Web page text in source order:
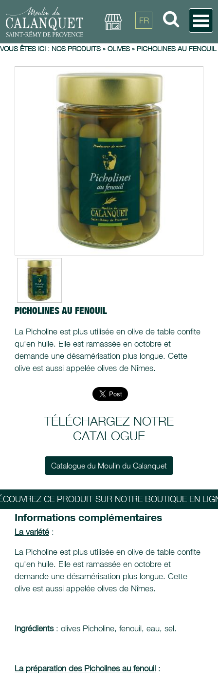
FR
VOUS ÊTES ICI : NOS PRODUITS » OLIVES » PICHOLINES AU FENOUIL
PICHOLINES AU FENOUIL
La Picholine est plus utilisée en olive de table confite
qu'en huile. Elle est ramassée en octobre et
demande une désamérisation plus longue. Cette
olive est aussi appelée olives de Nîmes.
TÉLÉCHARGEZ NOTRE
CATALOGUE
Catalogue du Moulin du Calanquet
CE PRODUIT SUR NOTRE BOUTIQUE EN
Informations complémentaires
La variété :
La Picholine est plus utilisée en olive de table confite
qu'en huile. Elle est ramassée en octobre et
demande une désamérisation plus longue. Cette
olive est aussi appelée olives de Nîmes.
Ingrédients: olives Picholine, fenouil, eau, sel.
La préparation des Picholines au fenouil :